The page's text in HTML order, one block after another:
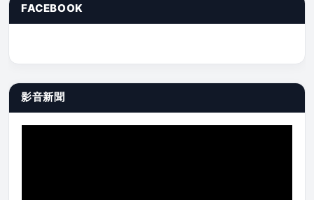
FACEBOOK
影音新聞